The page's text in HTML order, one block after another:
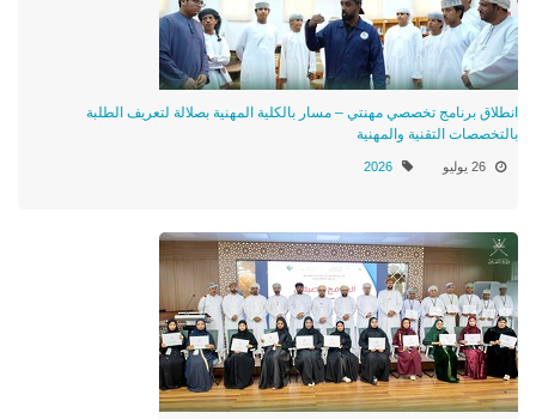
انطلاق برنامج تخصصي مهنتي – مسار بالكلية المهنية بصلالة لتعريف الطلبة
بالتخصصات التقنية والمهنية
26 يوليو 2026